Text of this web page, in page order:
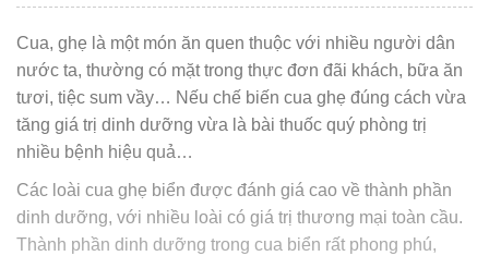
Cua, ghẹ là một món ăn quen thuộc với nhiều người dân
nước ta, thường có mặt trong thực đơn đãi khách, bữa ăn
tươi, tiệc sum vầy… Nếu chế biến cua ghẹ đúng cách vừa
tăng giá trị dinh dưỡng vừa là bài thuốc quý phòng trị
nhiều bệnh hiệu quả…
Các loài cua ghẹ biển được đánh giá cao về thành phần
dinh dưỡng, với nhiều loài có giá trị thương mại toàn cầu.
Thành phần dinh dưỡng trong cua biển rất phong phú,
Sản phẩm*
Số lượng
Số lượng đã chọn:
Họ tên*